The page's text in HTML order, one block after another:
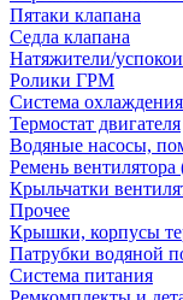
Пятаки клапана
Седла клапана
Натяжители/
Ролики ГРМ
Система
Термостат двигателя
Водяные насосы,
Ремень вентилятора
Крыльчатки
Прочее
Крышки, корпусы
Патрубки водяной
Система питания